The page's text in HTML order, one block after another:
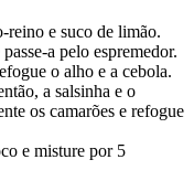
reino e suco de limão.
a pelo espremedor.
o alho e a cebola.
a salsinha e o
os camarões e refogue
e misture por 5